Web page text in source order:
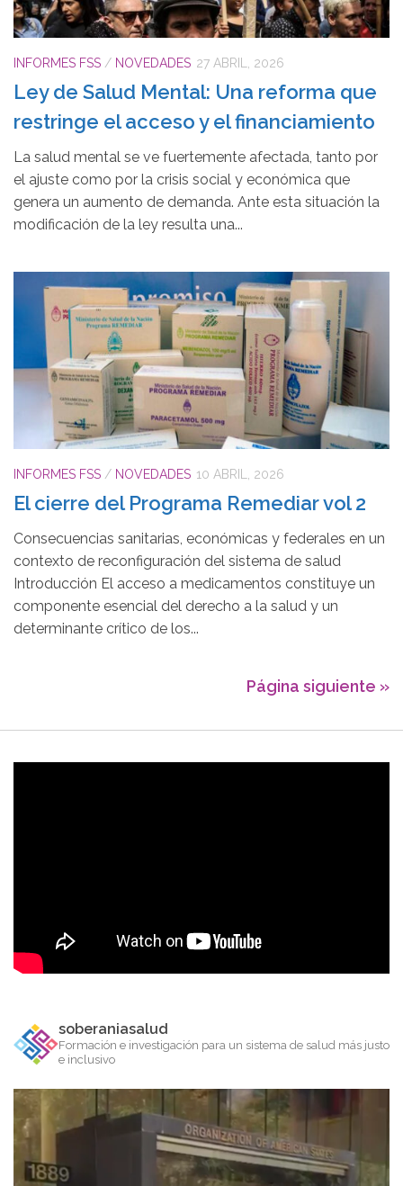
INFORMES FSS / NOVEDADES 27 ABRIL, 2026
Ley de Salud Mental: Una reforma que
restringe el acceso y el financiamiento
La salud mental se ve fuertemente afectada, tanto por
el ajuste como por la crisis social y económica que
genera un aumento de demanda. Ante esta situación la
modificación de la ley resulta una...
INFORMES FSS / NOVEDADES 10 ABRIL, 2026
El cierre del Programa Remediar vol 2
Consecuencias sanitarias, económicas y federales en un
contexto de reconfiguración del sistema de salud
Introducción El acceso a medicamentos constituye un
componente esencial del derecho a la salud y un
determinante crítico de los...
Página siguiente »
soberaniasalud
Formación e investigación para un sistema de salud más justo
e inclusivo